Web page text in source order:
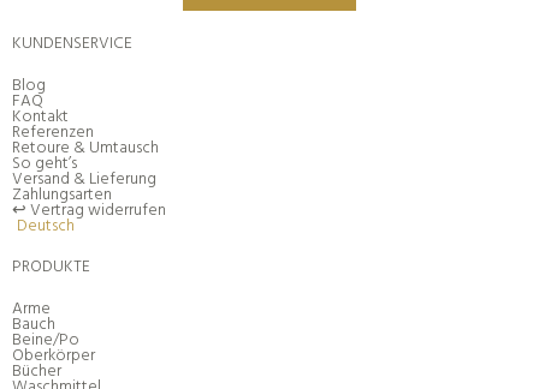
KUNDENSERVICE
Blog
FAQ
Kontakt
Referenzen
Retoure & Umtausch
So geht’s
Versand & Lieferung
Zahlungsarten
↩︎ Vertrag widerrufen
Deutsch
PRODUKTE
Arme
Bauch
Beine/Po
Oberkörper
Bücher